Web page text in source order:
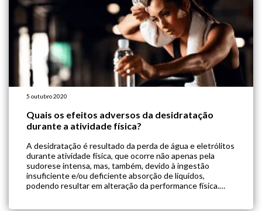
5 outubro 2020
Quais os efeitos adversos da desidratação
durante a atividade física?
A desidratação é resultado da perda de água e eletrólitos
durante atividade física, que ocorre não apenas pela
sudorese intensa, mas, também, devido à ingestão
insuficiente e/ou deficiente absorção de líquidos,
podendo resultar em alteração da performance física.